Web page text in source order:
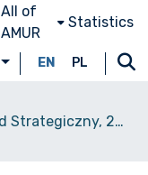
All of
AMUR
Statistics
EN PL
Przegląd Strategiczny, 2018, nr 11